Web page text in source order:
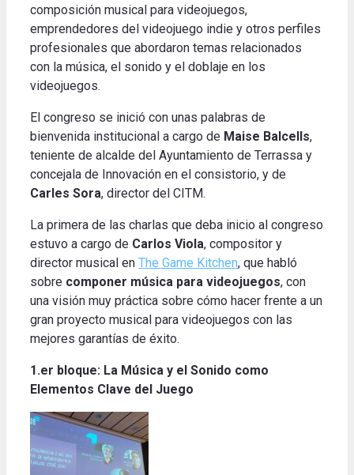
composición musical para videojuegos,
emprendedores del videojuego indie y otros perfiles
profesionales que abordaron temas relacionados
con la música, el sonido y el doblaje en los
videojuegos.
El congreso se inició con unas palabras de
bienvenida institucional a cargo de Maise Balcells,
teniente de alcalde del Ayuntamiento de Terrassa y
concejala de Innovación en el consistorio, y de
Carles Sora, director del CITM.
La primera de las charlas que deba inicio al congreso
estuvo a cargo de Carlos Viola, compositor y
director musical en The Game Kitchen, que habló
sobre componer música para videojuegos, con
una visión muy práctica sobre cómo hacer frente a un
gran proyecto musical para videojuegos con las
mejores garantías de éxito.
1.er bloque: La Música y el Sonido como
Elementos Clave del Juego